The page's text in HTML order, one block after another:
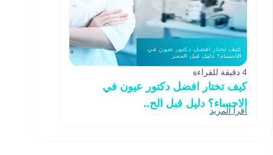
4 دقيقة للقراءة
كيف تختار افضل دكتور عيون في
الاحساء؟ دليل قبل الح..
اقرأ المزيد